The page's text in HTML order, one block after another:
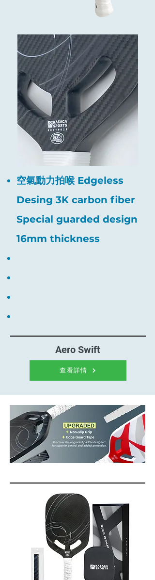
空氣動力拍喉 Edgeless
Desing 3K carbon fiber
Special guarded design
16mm thickness
Aero Swift
查看詳情